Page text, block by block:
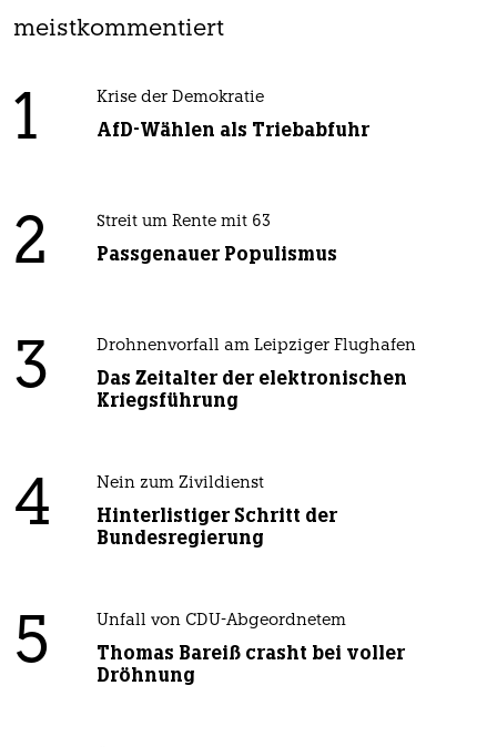
meistkommentiert
1 Krise der Demokratie
AfD-Wählen als Triebabfuhr
2 Streit um Rente mit 63
Passgenauer Populismus
3 Drohnenvorfall am Leipziger Flughafen
Das Zeitalter der elektronischen
Kriegsführung
4 Nein zum Zivildienst
Hinterlistiger Schritt der
Bundesregierung
5 Unfall von CDU-Abgeordnetem
Thomas Bareiß crasht bei voller
Dröhnung